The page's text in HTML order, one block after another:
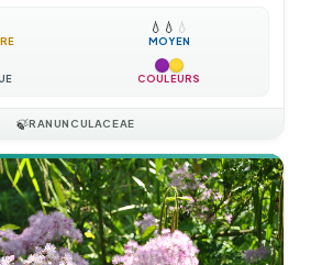
💧 💧 💧
MOYEN
COULEURS
🍃RANUNCULACEAE